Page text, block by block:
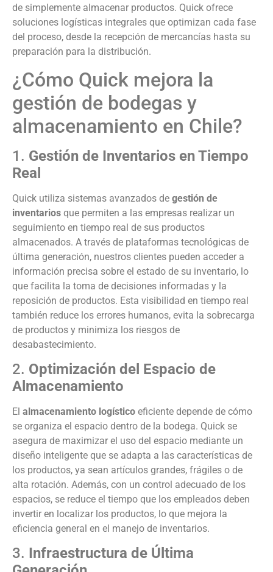
de simplemente almacenar productos. Quick ofrece
soluciones logísticas integrales que optimizan cada fase
del proceso, desde la recepción de mercancías hasta su
preparación para la distribución.
¿Cómo Quick mejora la
gestión de bodegas y
almacenamiento en Chile?
1. Gestión de Inventarios en Tiempo
Real
Quick utiliza sistemas avanzados de gestión de
inventarios que permiten a las empresas realizar un
seguimiento en tiempo real de sus productos
almacenados. A través de plataformas tecnológicas de
última generación, nuestros clientes pueden acceder a
información precisa sobre el estado de su inventario, lo
que facilita la toma de decisiones informadas y la
reposición de productos. Esta visibilidad en tiempo real
también reduce los errores humanos, evita la sobrecarga
de productos y minimiza los riesgos de
desabastecimiento.
2. Optimización del Espacio de
Almacenamiento
El almacenamiento logístico eficiente depende de cómo
se organiza el espacio dentro de la bodega. Quick se
asegura de maximizar el uso del espacio mediante un
diseño inteligente que se adapta a las características de
los productos, ya sean artículos grandes, frágiles o de
alta rotación. Además, con un control adecuado de los
espacios, se reduce el tiempo que los empleados deben
invertir en localizar los productos, lo que mejora la
eficiencia general en el manejo de inventarios.
3. Infraestructura de Última